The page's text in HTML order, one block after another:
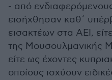
- από
εισήχθησαν καθ΄
εισακτέων στα ΑΕΙ,
της Μουσουλμανικής
είτε ως έχοντες
οποίους ισχύουν